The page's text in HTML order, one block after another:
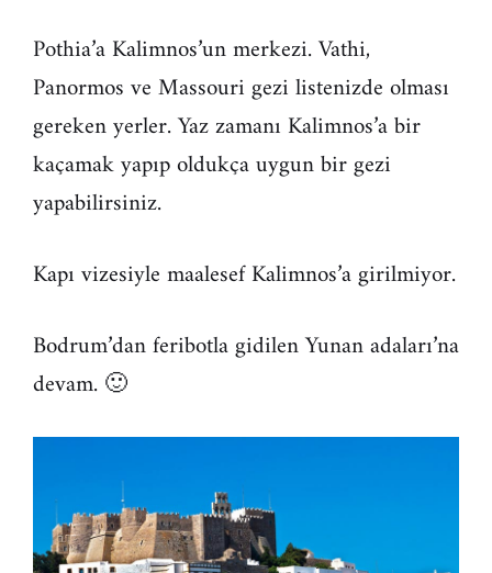
Pothia’a Kalimnos’un merkezi. Vathi,
Panormos ve Massouri gezi listenizde olması
gereken yerler. Yaz zamanı Kalimnos’a bir
kaçamak yapıp oldukça uygun bir gezi
yapabilirsiniz.
Kapı vizesiyle maalesef Kalimnos’a girilmiyor.
Bodrum’dan feribotla gidilen Yunan adaları’na
devam. 🙂